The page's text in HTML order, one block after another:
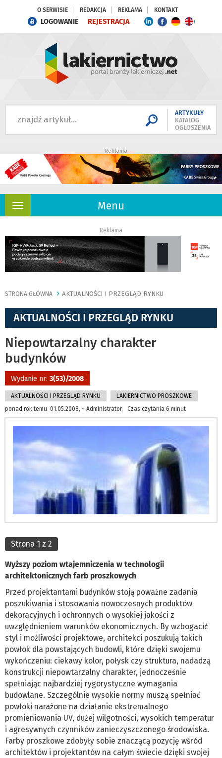
O SERWISIE REDAKCJA REKLAMA KONTAKT
LOGOWANIE REJESTRACJA
ARTYKUŁY
KATALOG
OGŁOSZENIA
Reklama
Menu
Rozwiń
Reklama
STRONA GŁÓWNA AKTUALNOŚCI I PRZEGLĄD RYNKU
AKTUALNOŚCI I PRZEGLĄD RYNKU
Niepowtarzalny charakter
budynków
Wydanie nr: 3(53)/2008
AKTUALNOŚCI I PRZEGLĄD RYNKU
LAKIERNICTWO PROSZKOWE
ponad rok temu 01.05.2008, ~ Administrator, Czas czytania 6 minut
Strona 1 z 2
Wyższy poziom wtajemniczenia w technologii
architektonicznych farb proszkowych
Przed projektantami budynków stoją poważne zadania
poszukiwania i stosowania nowoczesnych produktów
dekoracyjnych i ochronnych o wysokiej jakości z
uwzględnieniem warunków ekonomicznych. By wzbogacić
styl i możliwości projektowe, architekci poszukują takich
powłok dla powstających budowli, które dzięki swojemu
wykończeniu: ciekawy kolor, połysk czy struktura, nadadzą
konstrukcji niepowtarzalny charakter, jednocześnie
spełniając najbardziej rygorystyczne wymagania
budowlane. Szczególnie wysokie normy muszą spełniać
powłoki narażone na działanie ekstremalnego
promieniowania UV, dużej wilgotności, wysokich temperatur
i agresywnych czynników zanieczyszczonego środowiska.
Farby proszkowe zdobyły sobie znaczącą pozycję wśród
architektów i projektantów na całym świecie dzięki swojej